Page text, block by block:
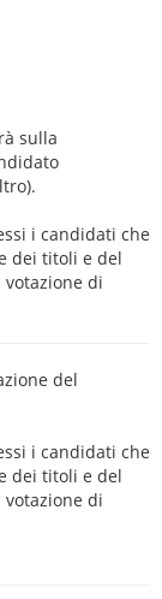
sulla
i candidati che
dei titoli e del
di
del
i candidati che
dei titoli e del
di